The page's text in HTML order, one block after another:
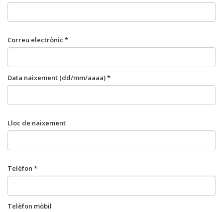
Correu electrònic *
Data naixement (dd/mm/aaaa) *
Lloc de naixement
Telèfon *
Telèfon mòbil